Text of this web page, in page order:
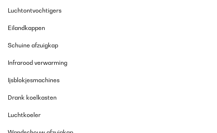
Luchtontvochtigers
Eilandkappen
Schuine afzuigkap
Infrarood verwarming
Ijsblokjesmachines
Drank koelkasten
Luchtkoeler